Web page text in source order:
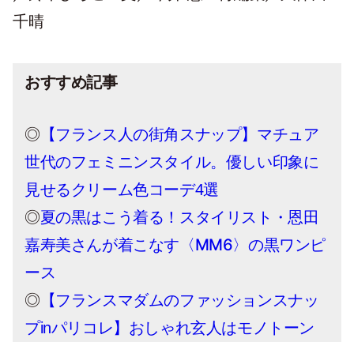
千晴
おすすめ記事
◎ 【フランス人の街角スナップ】マチュア
世代のフェミニンスタイル。優しい印象に
見せるクリーム色コーデ4選
◎夏の黒はこう着る！スタイリスト・恩田
嘉寿美さんが着こなす〈MM6〉の黒ワンピ
ース
◎ 【フランスマダムのファッションスナッ
プinパリコレ】おしゃれ玄人はモノトーン